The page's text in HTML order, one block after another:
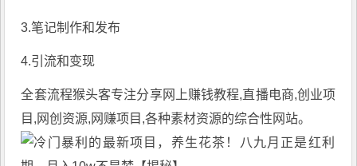
3.笔记制作和发布
4.引流和变现
全套流程猴头客专注分享网上赚钱教程,直播电商,创业项
目,网创资源, 网赚项目 ,各种素材资源的综合性网站。